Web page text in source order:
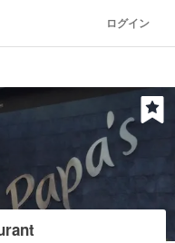
ログイン